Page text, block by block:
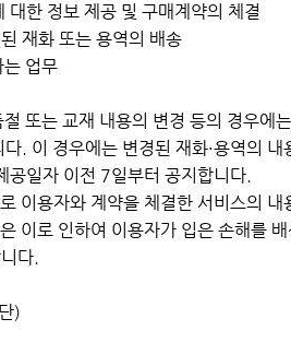
대한 정보 제공 및 구매계약의 체결
재화 또는 용역의 배송
업무
또는 교재 내용의 변경 등의 경우에
. 이 경우에는 변경된 재화·용역의
공일자 이전 7일부터 공지합니다.
이용자와 계약을 체결한 서비스의 내
이로 인하여 이용자가 입은 손해를
다.
)